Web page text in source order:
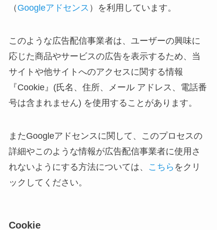
（ Googleアドセンス ）を利用しています。
このような広告配信事業者は、ユーザーの興味に
応じた商品やサービスの広告を表示するため、当
サイトや他サイトへのアクセスに関する情報
『Cookie』(氏名、住所、メール アドレス、電話番
号は含まれません) を使用することがあります。
またGoogleアドセンスに関して、このプロセスの
詳細やこのような情報が広告配信事業者に使用さ
れないようにする方法については、
こちら をクリ
ックしてください。
Cookie